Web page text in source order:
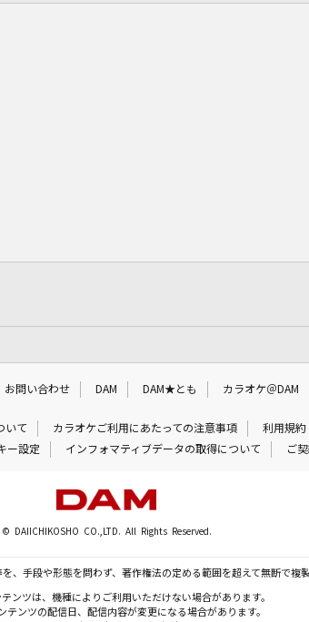
お問い合わせ DAM DAM★とも カラオケ＠DAM
いて カラオケご利用にあたっての注意事項
利用規約
ー設定 インフォマティブデータの取得について ご
© DAIICHIKOSHO CO.,LTD. All Rights Reserved.
、手段や形態を問わず、著作権法の定める範囲を超えて無断で複
ンツは、機種によりご利用いただけない場合があります。
テンツの配信日、配信内容が変更になる場合があります。